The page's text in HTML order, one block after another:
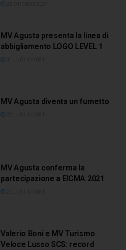
MV Agusta presenta la linea di
abbigliamento LOGO LEVEL 1
MV Agusta diventa un fumetto
MV Agusta conferma la
partecipazione a EICMA 2021
Valerio Boni e MV Turismo
Veloce Lusso SCS: record